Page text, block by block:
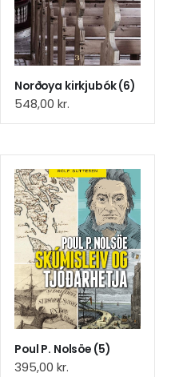
Norðoya kirkjubók (6)
548,00 kr.
Poul P. Nolsöe (5)
395,00 kr.